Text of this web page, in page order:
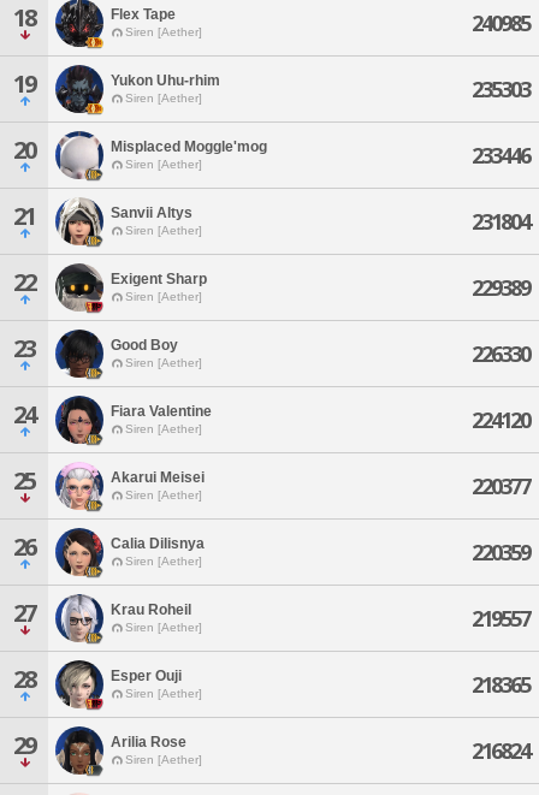
18 Flex Tape
Siren [Aether] 240985
19 Yukon Uhu-rhim
Siren [Aether] 235303
20 Misplaced Moggle'mog
Siren [Aether] 233446
21 Sanvii Altys
Siren [Aether] 231804
22 Exigent Sharp
Siren [Aether] 229389
23 Good Boy
Siren [Aether] 226330
24 Fiara Valentine
Siren [Aether] 224120
25 Akarui Meisei
Siren [Aether] 220377
26 Calia Dilisnya
Siren [Aether] 220359
27 Krau Roheil
Siren [Aether] 219557
28 Esper Ouji
Siren [Aether] 218365
29 Arilia Rose
Siren [Aether] 216824